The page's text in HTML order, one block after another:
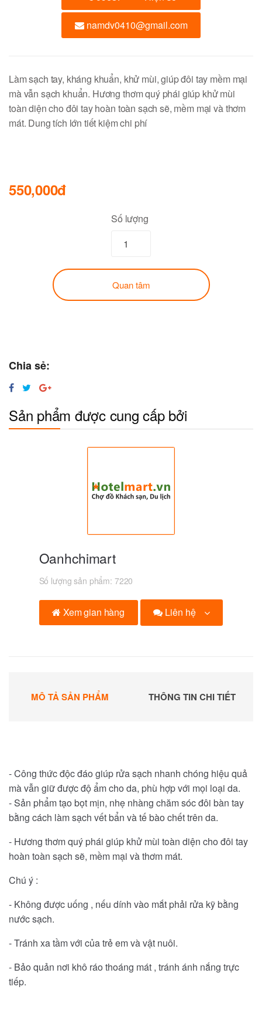
namdv0410@gmail.com
Làm sạch tay, kháng khuẩn, khử mùi, giúp đôi tay mềm mại
mà vẫn sạch khuẩn. Hương thơm quý phái giúp khử mùi
toàn diện cho đôi tay hoàn toàn sạch sẽ, mềm mại và thơm
mát. Dung tích lớn tiết kiệm chi phí
550,000đ
Số lượng
Quan tâm
Chia sẻ:
Sản phẩm được cung cấp bởi
Oanhchimart
Số lượng sản phẩm: 7220
Xem gian hàng Liên hệ
MÔ TẢ SẢN PHẨM THÔNG TIN CHI TIẾT
- Công thức độc đáo giúp rửa sạch nhanh chóng hiệu quả
mà vẫn giữ được độ ẩm cho da, phù hợp với mọi loại da.
- Sản phẩm tạo bọt mịn, nhẹ nhàng chăm sóc đôi bàn tay
bằng cách làm sạch vết bẩn và tế bào chết trên da.
- Hương thơm quý phái giúp khử mùi toàn diện cho đôi tay
hoàn toàn sạch sẽ, mềm mại và thơm mát.
Chú ý :
- Không được uống , nếu dính vào mắt phải rửa kỹ bằng
nước sạch.
- Tránh xa tầm với của trẻ em và vật nuôi.
- Bảo quản nơi khô ráo thoáng mát , tránh ánh nắng trực
tiếp.